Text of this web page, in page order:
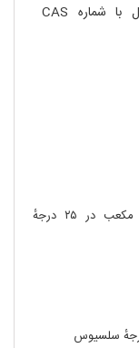
مشخصات فیزیکوشیمیایی ترکیب 1-پروپانول با شماره CAS
چگالی: حدود ۰٫۷۹۸ گرم بر سانتی‌متر مکعب در ۲۵ درجهٔ